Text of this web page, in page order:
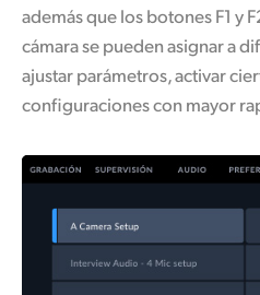
además que los botones F1 y
cámara se pueden asignar a
ajustar parámetros, activar
configuraciones con mayor